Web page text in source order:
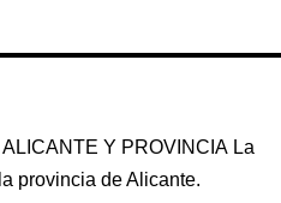
La
provincia de Alicante.